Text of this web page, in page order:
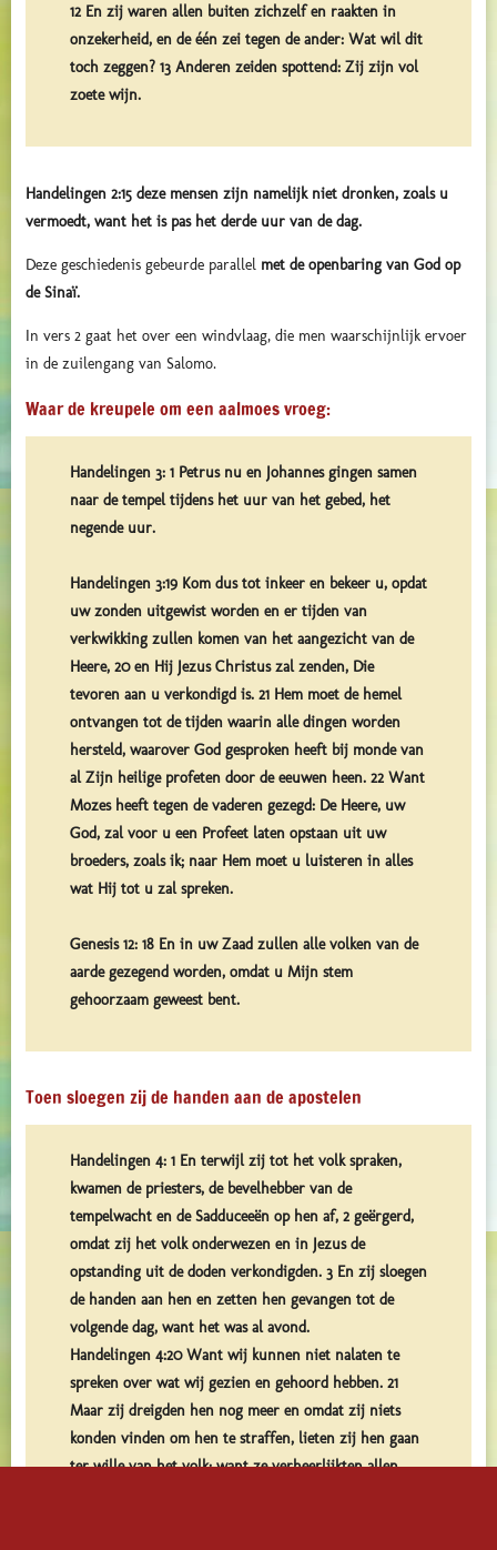
12 En zij waren allen buiten zichzelf en raakten in
onzekerheid, en de één zei tegen de ander: Wat wil dit
toch zeggen? 13 Anderen zeiden spottend: Zij zijn vol
zoete wijn.
Handelingen 2:15 deze mensen zijn namelijk niet dronken, zoals u
vermoedt, want het is pas het derde uur van de dag.
Deze geschiedenis gebeurde parallel met de openbaring van God op
de Sinaï.
In vers 2 gaat het over een windvlaag, die men waarschijnlijk ervoer
in de zuilengang van Salomo.
Waar de kreupele om een aalmoes vroeg:
Handelingen 3: 1 Petrus nu en Johannes gingen samen
naar de tempel tijdens het uur van het gebed, het
negende uur.
Handelingen 3:19 Kom dus tot inkeer en bekeer u, opdat
uw zonden uitgewist worden en er tijden van
verkwikking zullen komen van het aangezicht van de
Heere, 20 en Hij Jezus Christus zal zenden, Die
tevoren aan u verkondigd is. 21 Hem moet de hemel
ontvangen tot de tijden waarin alle dingen worden
hersteld, waarover God gesproken heeft bij monde van
al Zijn heilige profeten door de eeuwen heen. 22 Want
Mozes heeft tegen de vaderen gezegd: De Heere, uw
God, zal voor u een Profeet laten opstaan uit uw
broeders, zoals ik; naar Hem moet u luisteren in alles
wat Hij tot u zal spreken.
Genesis 12: 18 En in uw Zaad zullen alle volken van de
aarde gezegend worden, omdat u Mijn stem
gehoorzaam geweest bent.
Toen sloegen zij de handen aan de apostelen
Handelingen 4: 1 En terwijl zij tot het volk spraken,
kwamen de priesters, de bevelhebber van de
tempelwacht en de Sadduceeën op hen af, 2 geërgerd,
omdat zij het volk onderwezen en in Jezus de
opstanding uit de doden verkondigden. 3 En zij sloegen
de handen aan hen en zetten hen gevangen tot de
volgende dag, want het was al avond.
Handelingen 4:20 Want wij kunnen niet nalaten te
spreken over wat wij gezien en gehoord hebben. 21
Maar zij dreigden hen nog meer en omdat zij niets
konden vinden om hen te straffen, lieten zij hen gaan
ter wille van het volk; want ze verheerlijkten allen